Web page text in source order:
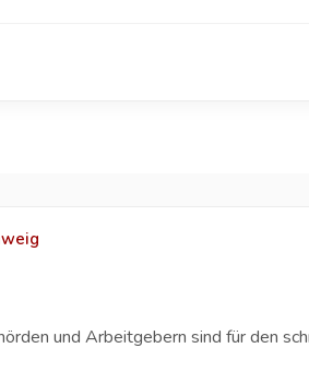
und Arbeitgebern sind für den